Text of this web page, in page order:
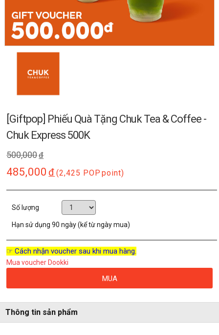
[Giftpop] Phiếu Quà Tặng Chuk Tea & Coffee -
Chuk Express 500K
500,000đ
485,000 đ (2,425 POP point)
Số lượng
Hạn sử dụng90 ngày (kể từ ngày mua)
☞ Cách nhận voucher sau khi mua hàng.
Mua voucher Dookki
MUA
Thông tin sản phẩm